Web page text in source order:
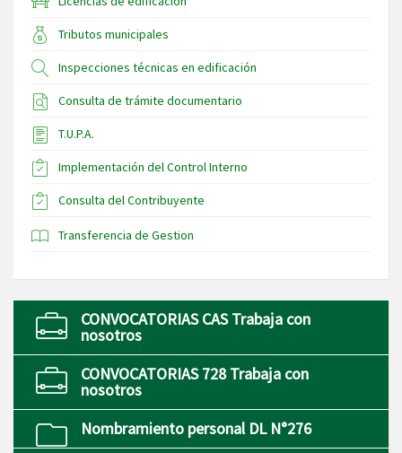
Tributos municipales
Inspecciones técnicas en edificación
Consulta de trámite documentario
T.U.P.A.
Implementación del Control Interno
Consulta del Contribuyente
Transferencia de Gestion
CONVOCATORIAS CAS Trabaja con
nosotros
CONVOCATORIAS 728 Trabaja con
nosotros
Nombramiento personal DL N°276